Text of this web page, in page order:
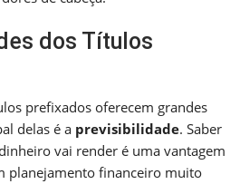
dos Títulos
prefixados oferecem grandes
delas é a previsibilidade. Saber
vai render é uma vantagem
planejamento financeiro muito